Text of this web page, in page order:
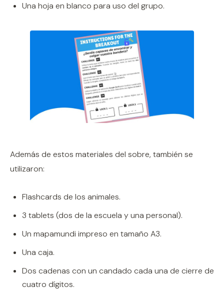
Una hoja en blanco para uso del grupo.
Además de estos materiales del sobre, también se
utilizaron:
Flashcards de los animales.
3 tablets (dos de la escuela y una personal).
Un mapamundi impreso en tamaño A3.
Una caja.
Dos cadenas con un candado cada una de cierre de
cuatro dígitos.